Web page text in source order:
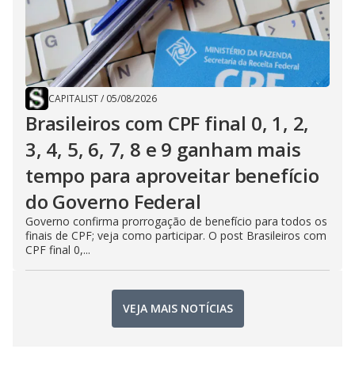
CAPITALIST/ 05/08/2026
Brasileiros com CPF final 0, 1, 2,
3, 4, 5, 6, 7, 8 e 9 ganham mais
tempo para aproveitar benefício
do Governo Federal
Governo confirma prorrogação de benefício para todos os
finais de CPF; veja como participar. O post Brasileiros com
CPF final 0,...
VEJA MAIS NOTÍCIAS